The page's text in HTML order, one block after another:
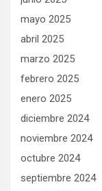
mayo 2025
abril 2025
marzo 2025
febrero 2025
enero 2025
diciembre 2024
noviembre 2024
octubre 2024
septiembre 2024